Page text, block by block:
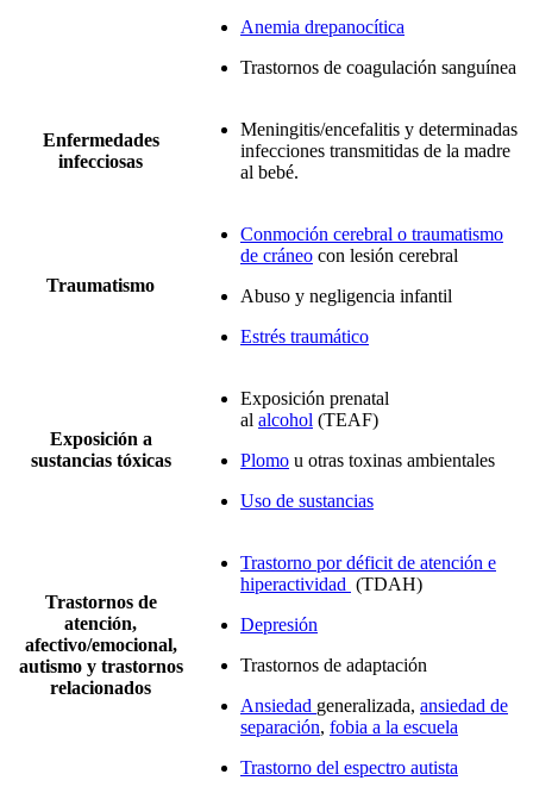
Anemia drepanocítica
Trastornos de coagulación sanguínea
Enfermedades
infecciosas
Meningitis/encefalitis y determinadas
infecciones transmitidas de la madre
al bebé.
Traumatismo
Conmoción cerebral o traumatismo
de cráneo con lesión cerebral
Abuso y negligencia infantil
Estrés traumático
Exposición a
sustancias tóxicas
Exposición prenatal
al alcohol (TEAF)
Plomo u otras toxinas ambientales
Uso de sustancias
Trastornos de
atención,
afectivo/emocional,
autismo y trastornos
relacionados
Trastorno por déficit de atención e
hiperactividad (TDAH)
Depresión
Trastornos de adaptación
Ansiedad generalizada, ansiedad de
separación, fobia a la escuela
Trastorno del espectro autista